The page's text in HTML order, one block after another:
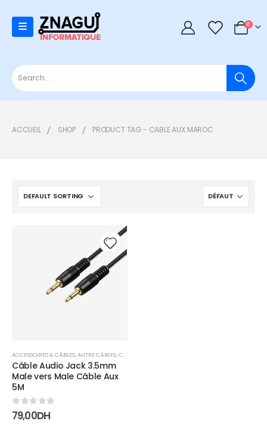
0 0
ACCUEIL SHOP PRODUCT TAG - CABLE AUX MAROC
Add to
wishlist
ACCESSOIRES & CÂBLES, AUTRE CÂBLES,CÂBLES
Câble Audio Jack 3.5mm
Male vers Male Câble Aux
5M
0sur 5
79,00DH